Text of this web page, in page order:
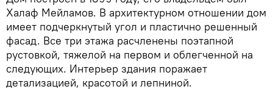
Халаф Мейламов. В архитектурном отношении дом
имеет подчеркнутый угол и пластично решенный
фасад. Все три этажа расчленены поэтапной
рустовкой, тяжелой на первом и облегченной на
следующих. Интерьер здания поражает
детализацией, красотой и лепниной.